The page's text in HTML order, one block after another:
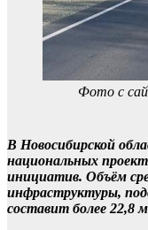
Фото с
В Новосибирской
национальных
инициатив. Объём
инфраструктуры,
составит более 22,8